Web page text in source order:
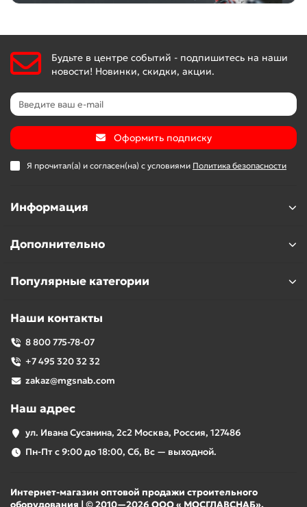
Будьте в центре событий - подпишитесь на наши
новости! Новинки, скидки, акции.
Оформить подписку
Я прочитал(а) и согласен(на) с условиями Политика безопасности
Информация
Дополнительно
Популярные категории
Наши контакты
8 800 775-78-07
+7 495 320 32 32
zakaz@mgsnab.com
Наш адрес
ул. Ивана Сусанина, 2с2 Москва, Россия, 127486
Пн-Пт с 9:00 до 18:00, Сб, Вс — выходной.
Интернет-магазин оптовой продажи строительного
оборудования | © 2010—2026 ООО « МОСГЛАВСНАБ».